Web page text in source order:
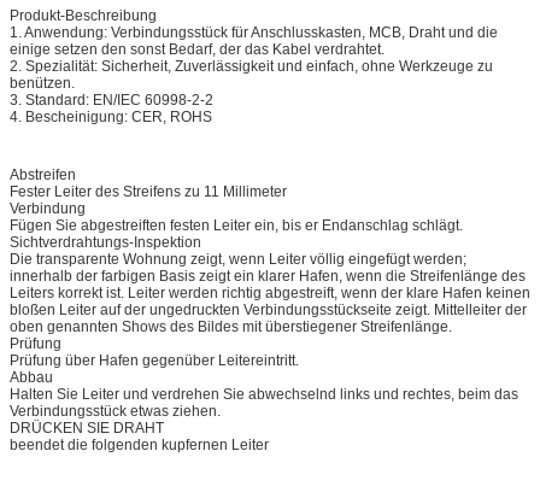
Produkt-Beschreibung
1. Anwendung: Verbindungsstück für Anschlusskasten, MCB, Draht und die
einige setzen den sonst Bedarf, der das Kabel verdrahtet.
2. Spezialität: Sicherheit, Zuverlässigkeit und einfach, ohne Werkzeuge zu
benützen.
3. Standard: EN/IEC 60998-2-2
4. Bescheinigung: CER, ROHS
Abstreifen
Fester Leiter des Streifens zu 11 Millimeter
Verbindung
Fügen Sie abgestreiften festen Leiter ein, bis er Endanschlag schlägt.
Sichtverdrahtungs-Inspektion
Die transparente Wohnung zeigt, wenn Leiter völlig eingefügt werden;
innerhalb der farbigen Basis zeigt ein klarer Hafen, wenn die Streifenlänge des
Leiters korrekt ist. Leiter werden richtig abgestreift, wenn der klare Hafen keinen
bloßen Leiter auf der ungedruckten Verbindungsstückseite zeigt. Mittelleiter der
oben genannten Shows des Bildes mit überstiegener Streifenlänge.
Prüfung
Prüfung über Hafen gegenüber Leitereintritt.
Abbau
Halten Sie Leiter und verdrehen Sie abwechselnd links und rechtes, beim das
Verbindungsstück etwas ziehen.
DRÜCKEN SIE DRAHT
beendet die folgenden kupfernen Leiter